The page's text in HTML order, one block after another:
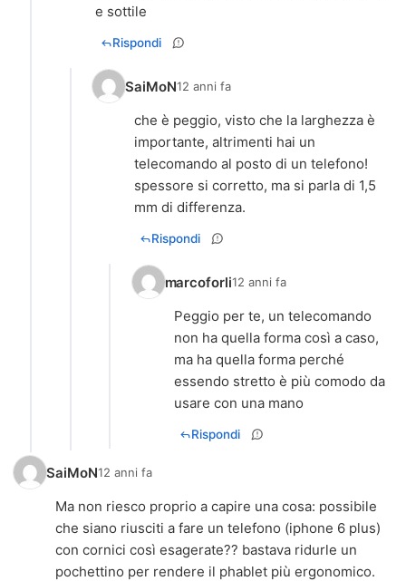
e sottile
Rispondi
SaiMoN12 anni fa
che è peggio, visto che la larghezza è
importante, altrimenti hai un
telecomando al posto di un telefono!
spessore si corretto, ma si parla di 1,5
mm di differenza.
Rispondi
marcoforli12 anni fa
Peggio per te, un telecomando
non ha quella forma così a caso,
ma ha quella forma perché
essendo stretto è più comodo da
usare con una mano
Rispondi
SaiMoN12 anni fa
Ma non riesco proprio a capire una cosa: possibile
che siano riusciti a fare un telefono (iphone 6 plus)
con cornici così esagerate?? bastava ridurle un
pochettino per rendere il phablet più ergonomico.